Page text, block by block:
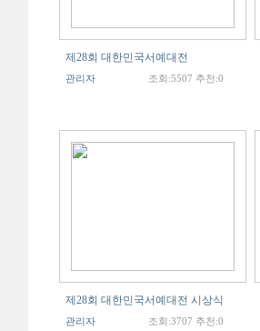
제28회 대한민국서예대전
관리자 조회:5507 추천:0
제28회 대한민국서예대전 시상식
관리자 조회:3707 추천:0